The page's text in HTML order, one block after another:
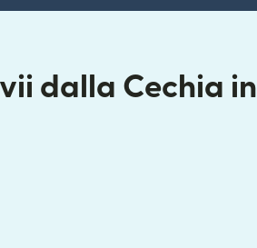
dalla Cechia in